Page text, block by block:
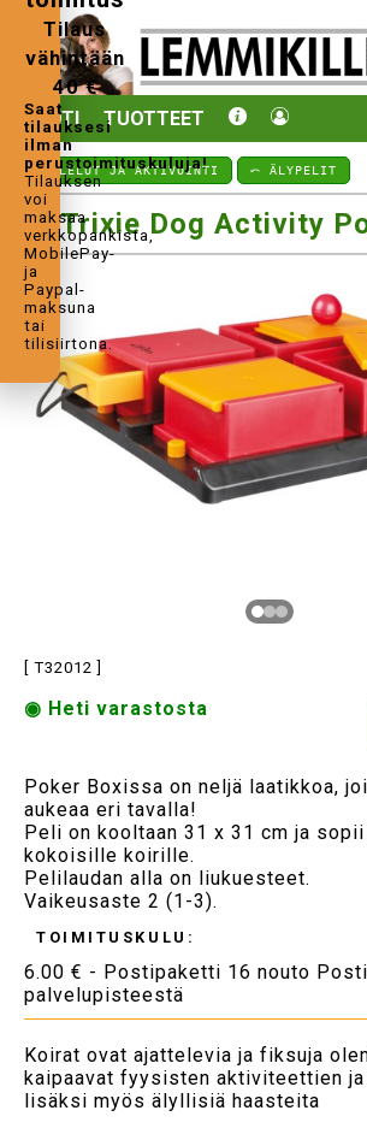
KOTI TUOTTEET
Tilaus
vähintään
40 €
Saat
tilauksesi
ilman
perustoimituskuluja!
Tilauksen
voi
maksaa
verkkopankista,
MobilePay-
ja
Paypal-
maksuna
tai
tilisiirtona.
⤺ LELUT JA AKTIVOINTI ⤺ ÄLYPELIT
Trixie Dog Activity
[ T32012 ]
◉ Heti varastosta
Poker Boxissa on neljä laatikkoa,
aukeaa eri tavalla!
Peli on kooltaan 31 x 31 cm ja
kokoisille koirille.
Pelilaudan alla on liukuesteet.
Vaikeusaste 2 (1-3).
TOIMITUSKULU:
6.00 € - Postipaketti 16 nouto
palvelupisteestä
Koirat ovat ajattelevia ja fiksuja
kaipaavat fyysisten aktiviteettien
lisäksi myös älyllisiä haasteita